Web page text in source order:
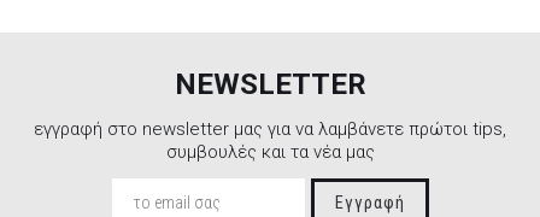
NEWSLETTER
εγγραφή στο newsletter μας για να λαμβάνετε πρώτοι tips,
συμβουλές και τα νέα μας
Εγγραφή